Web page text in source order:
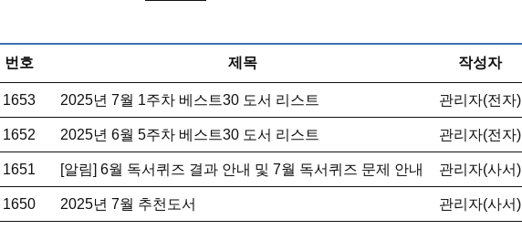
번호 제목 작성자
1653 2025년 7월 1주차 베스트30 도서 리스트 관리자(전자)
1652 2025년 6월 5주차 베스트30 도서 리스트 관리자(전자)
1651 [알림] 6월 독서퀴즈 결과 안내 및 7월 독서퀴즈 문제 안내 관리자(사서)
1650 2025년 7월 추천도서 관리자(사서)